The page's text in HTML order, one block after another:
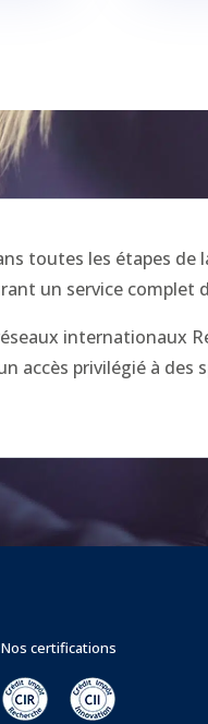
toutes les étapes de
un service complet
internationaux
accès privilégié à des
Nos certifications